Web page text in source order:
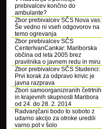
prebivalcev končno do
ambulante?
Zbor prebivalcev SČS Nova vas:
Še vedno ni vseh odgovorov na
temo ogrevanja
Zbor prebivalcev SČS
CenterIvanCankar: Mariborska
občina od leta 2005 brez
pravilnika o javnem redu in miru
Zbor prebivalcev SČS Studenci:
Prvi korak za odpravo krivic je
javna razprava
Zbori samoorganiziranih četrtnih
in krajevnih skupnosti Maribora
od 24. do 28. 2. 2014
Radvanjčani bodo to soboto z
udarno akcijo za otroke uredili
varno pot v šolo